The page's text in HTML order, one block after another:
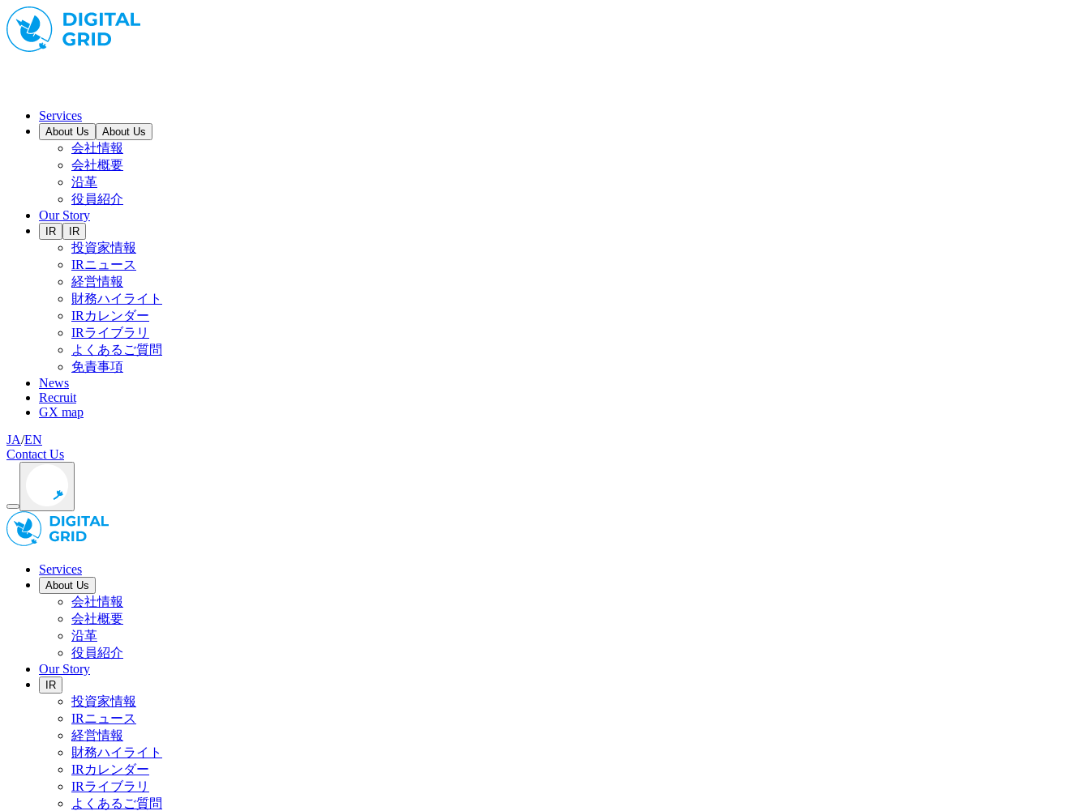
Services
About Us About Us
会社情報
会社概要
沿革
役員紹介
Our Story
IR IR
投資家情報
IRニュース
経営情報
財務ハイライト
IRカレンダー
IRライブラリ
よくあるご質問
免責事項
News
Recruit
GX map
JA/EN
Contact Us
Services
About Us
会社情報
会社概要
沿革
役員紹介
Our Story
IR
投資家情報
IRニュース
経営情報
財務ハイライト
IRカレンダー
IRライブラリ
よくあるご質問